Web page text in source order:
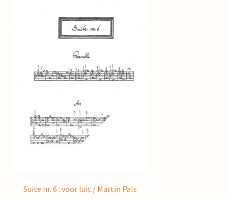
Suite nr. 6 : voor luit / Martin Pals